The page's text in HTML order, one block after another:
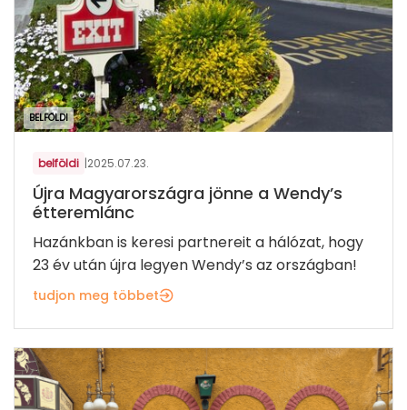
BELFÖLDI
belföldi |2025.07.23.
Újra Magyarországra jönne a Wendy’s
étteremlánc
Hazánkban is keresi partnereit a hálózat, hogy
23 év után újra legyen Wendy’s az országban!
tudjon meg többet